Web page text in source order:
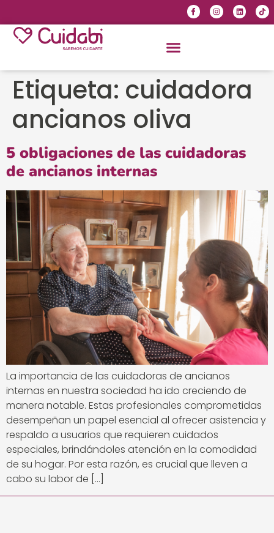
Etiqueta: cuidadora
ancianos oliva
5 obligaciones de las cuidadoras
de ancianos internas
La importancia de las cuidadoras de ancianos
internas en nuestra sociedad ha ido creciendo de
manera notable. Estas profesionales comprometidas
desempeñan un papel esencial al ofrecer asistencia y
respaldo a usuarios que requieren cuidados
especiales, brindándoles atención en la comodidad
de su hogar. Por esta razón, es crucial que lleven a
cabo su labor de […]